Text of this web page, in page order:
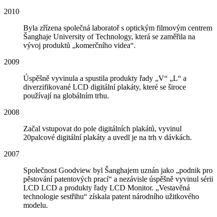
2010
Byla zřízena společná laboratoř s optickým filmovým centrem
Šanghaje University of Technology, která se zaměřila na
vývoj produktů „komerčního videa“.
2009
Úspěšně vyvinula a spustila produkty řady „V“ „L“ a
diverzifikované LCD digitální plakáty, které se široce
používají na globálním trhu.
2008
Začal vstupovat do pole digitálních plakátů, vyvinul
20palcové digitální plakáty a uvedl je na trh v dávkách.
2007
Společnost Goodview byl Šanghajem uznán jako „podnik pro
pěstování patentových prací“ a nezávisle úspěšně vyvinul sérii
LCD LCD a produkty řady LCD Monitor. „Vestavěná
technologie sestřihu“ získala patent národního užitkového
modelu.